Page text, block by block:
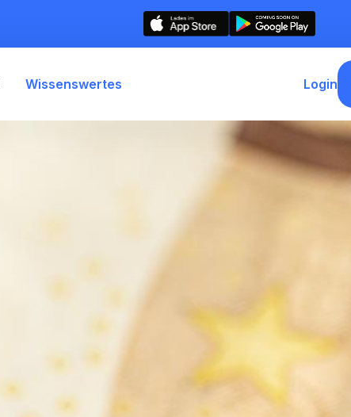
Wissenswertes Login